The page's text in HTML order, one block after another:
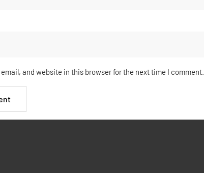
and website in this browser for the next time I comment.